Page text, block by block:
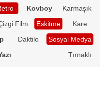
Kovboy
Karmaşık
Film Eskitme
Kare
Daktilo
Sosyal Medya
Tırnaklı